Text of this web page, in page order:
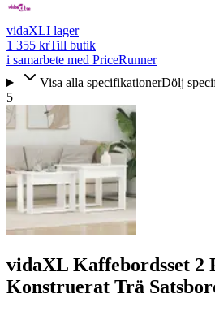
vidaXLI lager
1 355 krTill butik
i samarbete med PriceRunner
Visa alla specifikationerDölj
5
vidaXL Kaffebordsset 2
Konstruerat Trä